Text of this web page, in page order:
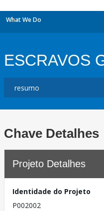
What We Do
ESCRAVOS
Chave Detalhes
Projeto Detalhes
Identidade do Projeto
P002002